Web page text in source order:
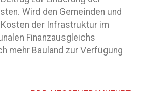
Wird den Gemeinden und
der Infrastruktur im
Finanzausgleichs
mehr Bauland zur Verfügung